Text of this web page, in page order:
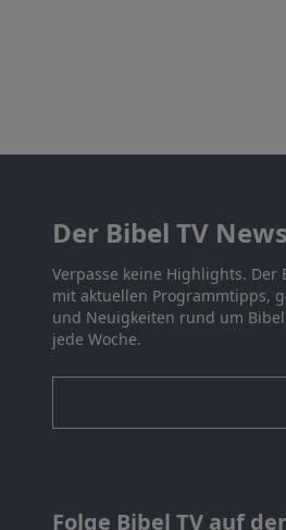
Der Bibel TV
Verpasse keine Highlights. Der
mit aktuellen Programmtipps,
und Neuigkeiten rund um
jede Woche.
Folge Bibel TV auf